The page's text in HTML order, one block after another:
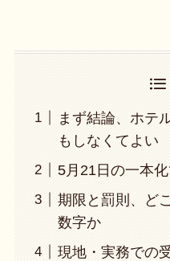
まず結論、ホテ
もしなくてよい
5月21日の一本
期限と罰則、ど
数字か
現地・実務での